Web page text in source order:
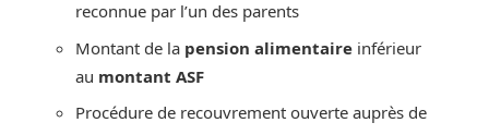
reconnue par l’un des parents
Montant de la pension alimentaire inférieur
au montant ASF
Procédure de recouvrement ouverte auprès de